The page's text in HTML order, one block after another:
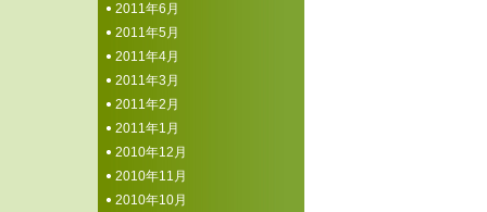
2011年6月
2011年5月
2011年4月
2011年3月
2011年2月
2011年1月
2010年12月
2010年11月
2010年10月